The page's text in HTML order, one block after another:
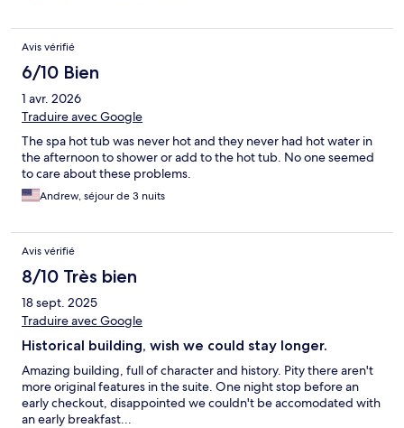
Avis vérifié
6/10 Bien
1 avr. 2026
Traduire avec Google
The spa hot tub was never hot and they never had hot water in
the afternoon to shower or add to the hot tub. No one seemed
to care about these problems.
Andrew, séjour de 3 nuits
Avis vérifié
8/10 Très bien
18 sept. 2025
Traduire avec Google
Historical building, wish we could stay longer.
Amazing building, full of character and history. Pity there aren't
more original features in the suite. One night stop before an
early checkout, disappointed we couldn't be accomodated with
an early breakfast...